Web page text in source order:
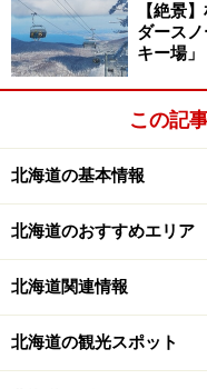
▼詳細はこちら：川
めぐり
：施設→
→お多福食堂
川湯温泉観光協会
■ホテル阿寒湖荘「弁
郷にはこのほか手湯4
【絶景
ダース
キー場」
この記
北海道の基本情報
北海道のおすすめエリア
北海道関連情報
北海道の観光スポット